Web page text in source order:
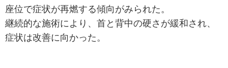
座位で症状が再燃する傾向がみられた。
継続的な施術により、首と背中の硬さが緩和され、
症状は改善に向かった。